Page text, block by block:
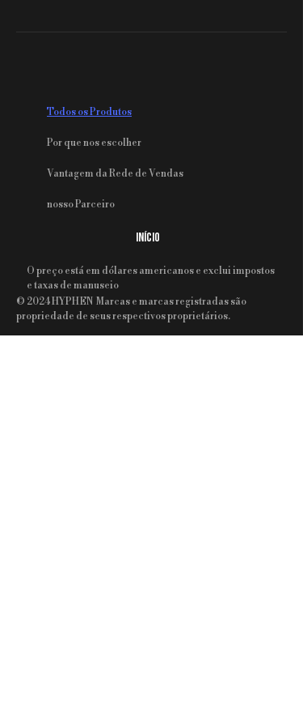
INÍCIO
Todos os Produtos
Por que nos escolher
Vantagem da Rede de Vendas
nosso Parceiro
O preço está em dólares americanos e exclui impostos
e taxas de manuseio
© 2024 HYPHEN Marcas e marcas registradas são
propriedade de seus respectivos proprietários.
PT